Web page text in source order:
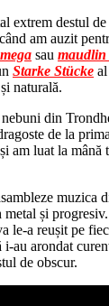
extrem destul
am auzit
sau maudlin
Starke Stücke
naturală.
din
de la
am luat la mână
muzica
metal și
le-a reușit pe
au arondat
de obscur.